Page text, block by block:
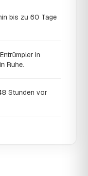
bis zu 60 Tage
in
Ruhe.
Stunden vor